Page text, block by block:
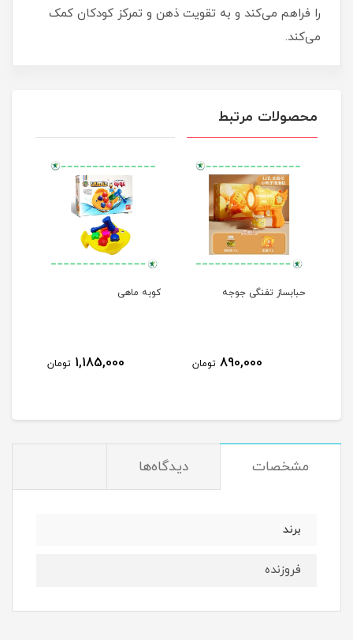
را فراهم می‌کند و به تقویت ذهن و تمرکز کودکان کمک
می‌کند.
محصولات مرتبط
حبابساز تفنگی جوجه
890,000 تومان
کوبه ماهی
1,185,000 تومان
مشخصات دیدگاه‌ها
برند
فروزنده